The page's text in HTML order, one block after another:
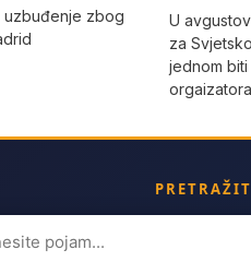
uzbuđenje zbog
U
za
jednom